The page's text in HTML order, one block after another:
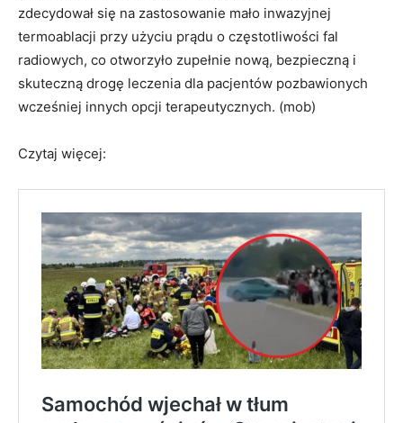
zdecydował się na zastosowanie mało inwazyjnej
termoablacji przy użyciu prądu o częstotliwości fal
radiowych, co otworzyło zupełnie nową, bezpieczną i
skuteczną drogę leczenia dla pacjentów pozbawionych
wcześniej innych opcji terapeutycznych. (mob)
Czytaj więcej: